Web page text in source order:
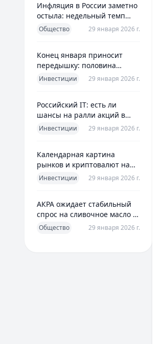
Инфляция в России заметно
остыла: недельный темп
упал более чем вдвое
Общество 29 января 2026 г.
Конец января приносит
передышку: половина
годовой цели ЦБ «сделана»
Инвестиции 29 января 2026 г.
Российский IT: есть ли
шансы на ралли акций в
2026 без опоры на ИИ
Инвестиции 29 января 2026 г.
Календарная картина
рынков и криптовалют на
четверг, 29 января 2026
Инвестиции 29 января 2026 г.
АКРА ожидает стабильный
спрос на сливочное масло в
2026 году
Общество 29 января 2026 г.